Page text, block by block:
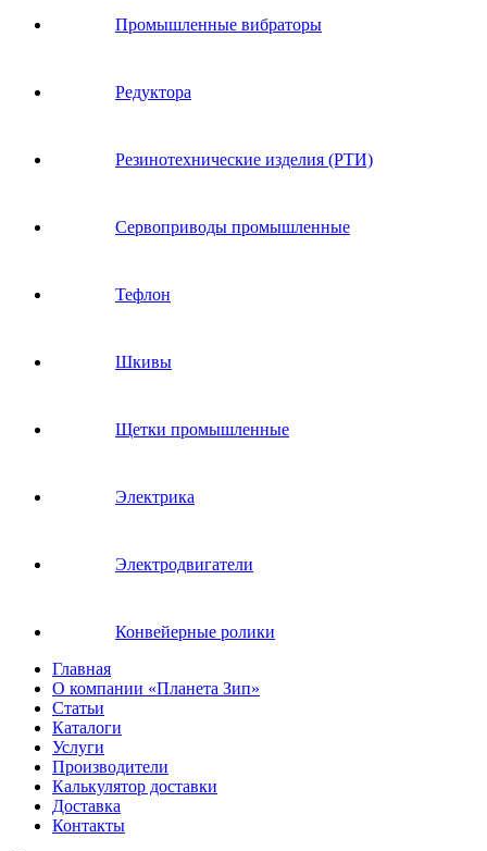
Промышленные вибраторы
Редуктора
Резинотехнические изделия (РТИ)
Сервоприводы промышленные
Тефлон
Шкивы
Щетки промышленные
Электрика
Электродвигатели
Конвейерные ролики
Главная
О компании «Планета Зип»
Статьи
Каталоги
Услуги
Производители
Калькулятор доставки
Доставка
Контакты